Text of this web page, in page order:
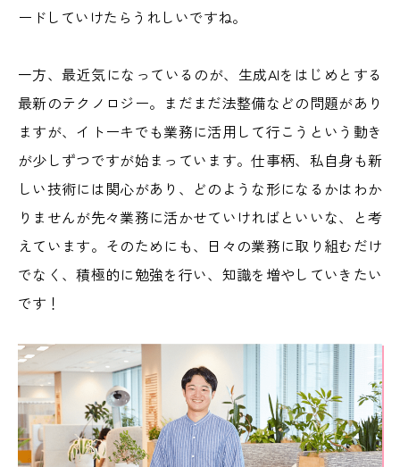
ードしていけたらうれしいですね。
一方、最近気になっているのが、生成AIをはじめとする
最新のテクノロジー。まだまだ法整備などの問題があり
ますが、イトーキでも業務に活用して行こうという動き
が少しずつですが始まっています。仕事柄、私自身も新
しい技術には関心があり、どのような形になるかはわか
りませんが先々業務に活かせていければといいな、と考
えています。そのためにも、日々の業務に取り組むだけ
でなく、積極的に勉強を行い、知識を増やしていきたい
です！